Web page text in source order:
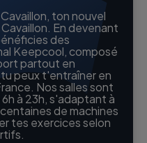
ton nouvel
En devenant
des
Keepcool, composé
partout en
peux t'entraîner en
Nos salles sont
à 23h, s'adaptant à
de machines
tes exercices selon